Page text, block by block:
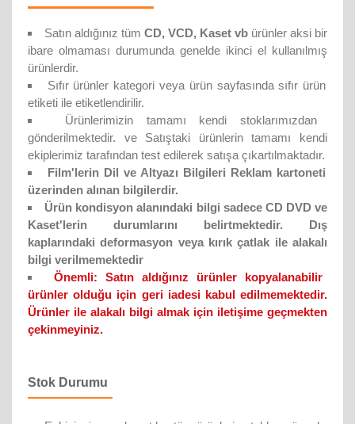
Satın aldığınız tüm CD, VCD, Kaset vb ürünler aksi bir
ibare olmaması durumunda genelde ikinci el kullanılmış
ürünlerdir.
Sıfır ürünler kategori veya ürün sayfasında sıfır ürün
etiketi ile etiketlendirilir.
Ürünlerimizin tamamı kendi stoklarımızdan
gönderilmektedir. ve Satıştaki ürünlerin tamamı kendi
ekiplerimiz tarafından test edilerek satışa çıkartılmaktadır.
Film'lerin Dil ve Altyazı Bilgileri Reklam kartoneti
üzerinden alınan bilgilerdir.
Ürün kondisyon alanındaki bilgi sadece CD DVD ve
Kaset'lerin durumlarını belirtmektedir. Dış
kaplarındaki deformasyon veya kırık çatlak ile alakalı
bilgi verilmemektedir
Önemli:
Satın aldığınız ürünler kopyalanabilir
ürünler olduğu için geri iadesi kabul edilmemektedir.
Ürünler ile alakalı bilgi almak için iletişime geçmekten
çekinmeyiniz.
Stok Durumu